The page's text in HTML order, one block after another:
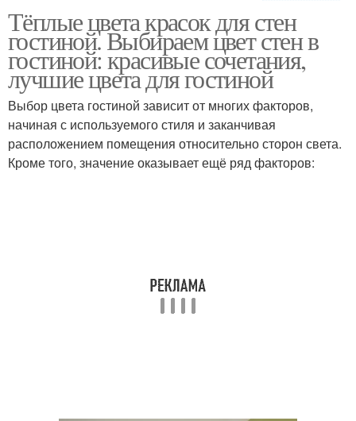
Идеальный оттенок Бежевый интерьер
Стен в интерьере
Тёплые цвета красок для стен
гостиной. Выбираем цвет стен в
гостиной: красивые сочетания,
лучшие цвета для гостиной
Выбор цвета гостиной зависит от многих факторов,
начиная с используемого стиля и заканчивая
расположением помещения относительно сторон света.
Кроме того, значение оказывает ещё ряд факторов: